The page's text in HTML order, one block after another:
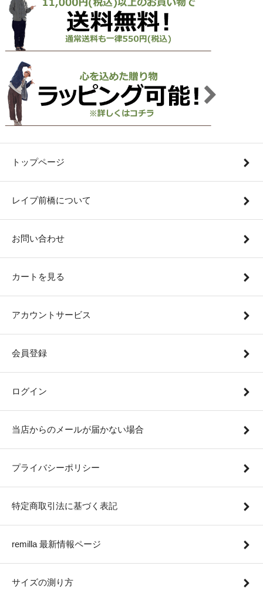
トップページ
レイブ前橋について
お問い合わせ
カートを見る
アカウントサービス
会員登録
ログイン
当店からのメールが届かない場合
プライバシーポリシー
特定商取引法に基づく表記
remilla 最新情報ページ
サイズの測り方